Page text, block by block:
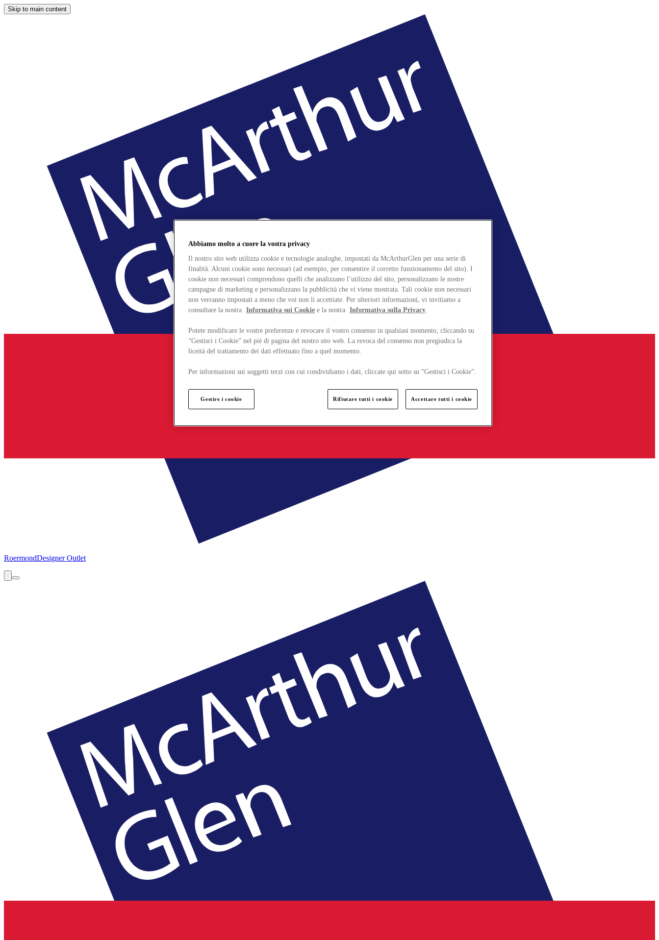
Skip to main content
RoermondDesigner Outlet
Abbiamo molto a cuore la vostra privacy
Il nostro sito web utilizza cookie e tecnologie analoghe, impostati da McArthurGlen per una serie di
finalità. Alcuni cookie sono necessari (ad esempio, per consentire il corretto funzionamento del sito). I
cookie non necessari comprendono quelli che analizzano l’utilizzo del sito, personalizzano le nostre
campagne di marketing e personalizzano la pubblicità che vi viene mostrata. Tali cookie non necessari
non verranno impostati a meno che voi non li accettiate. Per ulteriori informazioni, vi invitiamo a
consultare la nostra Informativa sui Cookie e la nostra Informativa sulla Privacy.
Potete modificare le vostre preferenze e revocare il vostro consenso in qualsiasi momento, cliccando su
“Gestisci i Cookie” nel piè di pagina del nostro sito web. La revoca del consenso non pregiudica la
liceità del trattamento dei dati effettuato fino a quel momento.
Per informazioni sui soggetti terzi con cui condividiamo i dati, cliccate qui sotto su “Gestisci i Cookie”.
Gestire i cookie Rifiutare tutti i cookie Accettare tutti i cookie